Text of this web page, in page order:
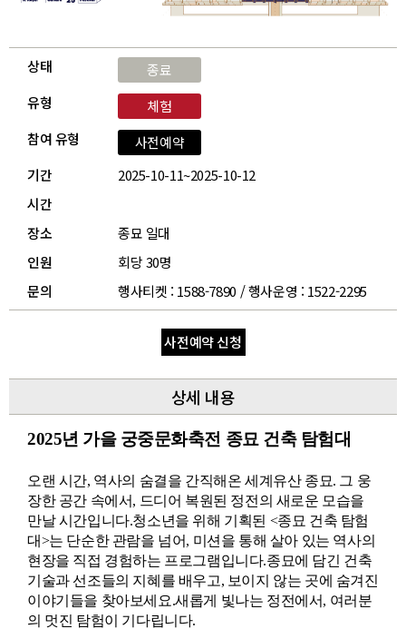
상태
종료
유형
체험
참여 유형
사전예약
기간
2025-10-11~2025-10-12
시간
장소
종묘 일대
인원
회당 30명
문의
행사티켓 : 1588-7890 / 행사운영 : 1522-2295
사전예약 신청
상세 내용
2025년 가을 궁중문화축전 종묘 건축 탐험대
오랜 시간, 역사의 숨결을 간직해온 세계유산 종묘. 그 웅
장한 공간 속에서, 드디어 복원된 정전의 새로운 모습을
만날 시간입니다.청소년을 위해 기획된 <종묘 건축 탐험
대>는 단순한 관람을 넘어, 미션을 통해 살아 있는 역사의
현장을 직접 경험하는 프로그램입니다.종묘에 담긴 건축
기술과 선조들의 지혜를 배우고, 보이지 않는 곳에 숨겨진
이야기들을 찾아보세요.새롭게 빛나는 정전에서, 여러분
의 멋진 탐험이 기다립니다.